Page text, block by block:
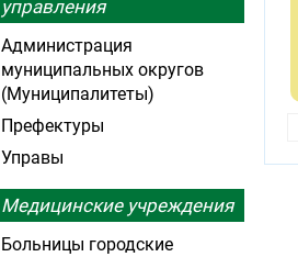
управления
Администрация
муниципальных округов
(Муниципалитеты)
Префектуры
Управы
Медицинские учреждения
Больницы городские